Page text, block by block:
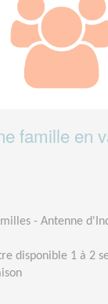
famille en
- Antenne
disponible 1 à 2